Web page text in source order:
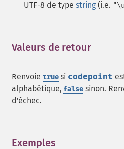
UTF-8 de type string (i.e.
Valeurs de retour
Renvoie true si codepoint
alphabétique, false sinon.
d'échec.
Exemples